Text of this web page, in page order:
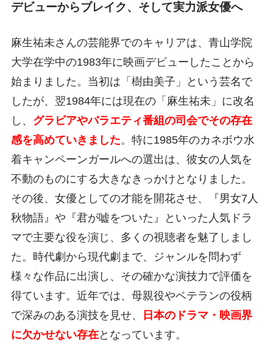
デビューからブレイク、そして実力派女優へ
麻生祐未さんの芸能界でのキャリアは、青山学院
大学在学中の1983年に映画デビューしたことから
始まりました。当初は「樹由美子」という芸名で
したが、翌1984年には現在の「麻生祐未」に改名
し、 グラビアやバラエティ番組の司会でその存在
感を高めていきました。特に1985年のカネボウ水
着キャンペーンガールへの選出は、彼女の人気を
不動のものにする大きなきっかけとなりました。
その後、女優としての才能を開花させ、『男女7人
秋物語』や『君が嘘をついた』といった人気ドラ
マで主要な役を演じ、多くの視聴者を魅了しまし
た。時代劇から現代劇まで、ジャンルを問わず
様々な作品に出演し、その確かな演技力で評価を
得ています。近年では、母親役やベテランの役柄
で深みのある演技を見せ、
日本のドラマ・映画界
に欠かせない存在となっています。